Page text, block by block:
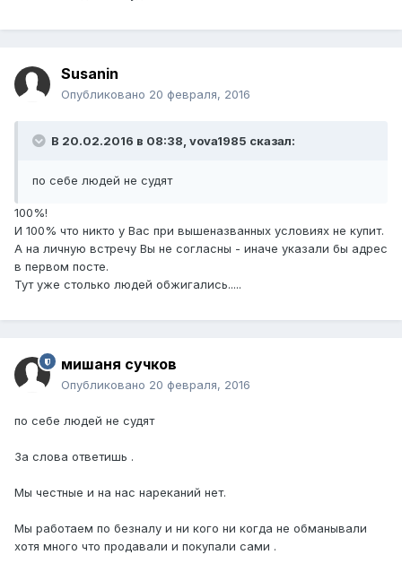
Susanin
Опубликовано 20 февраля, 2016
В 20.02.2016 в 08:38, vova1985 сказал:
по себе людей не судят
100%!
И 100% что никто у Вас при вышеназванных условиях не купит.
А на личную встречу Вы не согласны - иначе указали бы адрес
в первом посте.
Тут уже столько людей обжигались.....
мишаня сучков
Опубликовано 20 февраля, 2016
по себе людей не судят
За слова ответишь .
Мы честные и на нас нареканий нет.
Мы работаем по безналу и ни кого ни когда не обманывали
хотя много что продавали и покупали сами .